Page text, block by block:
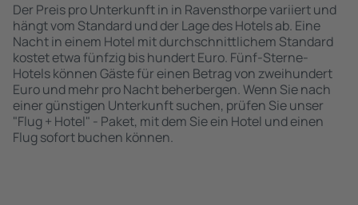
Der Preis pro Unterkunft in in Ravensthorpe variiert und
hängt vom Standard und der Lage des Hotels ab. Eine
Nacht in einem Hotel mit durchschnittlichem Standard
kostet etwa fünfzig bis hundert Euro. Fünf-Sterne-
Hotels können Gäste für einen Betrag von zweihundert
Euro und mehr pro Nacht beherbergen. Wenn Sie nach
einer günstigen Unterkunft suchen, prüfen Sie unser
"Flug + Hotel" - Paket, mit dem Sie ein Hotel und einen
Flug sofort buchen können.